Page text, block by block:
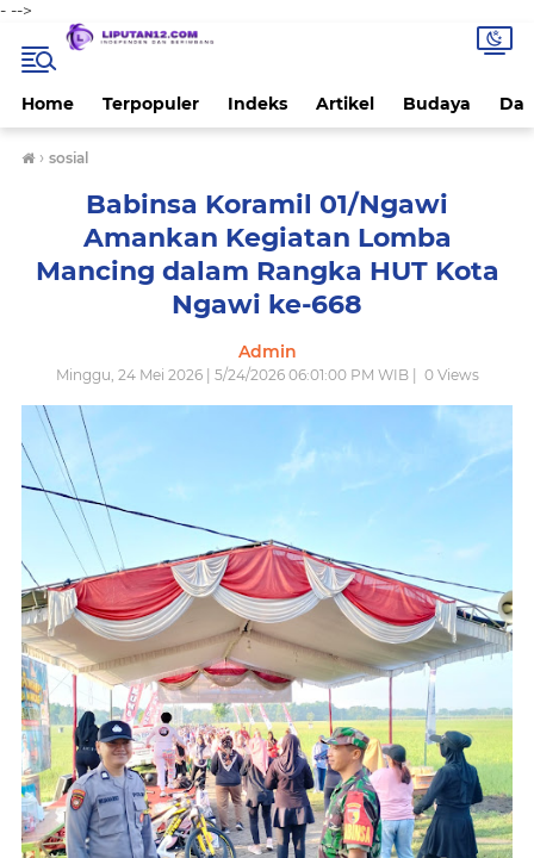
- -->
Home Terpopuler Indeks Artikel Budaya
› sosial
Babinsa Koramil 01/Ngawi
Amankan Kegiatan Lomba
Mancing dalam Rangka HUT Kota
Ngawi ke-668
Admin
Minggu, 24 Mei 2026 | 5/24/2026 06:01:00 PM WIB | 0Views